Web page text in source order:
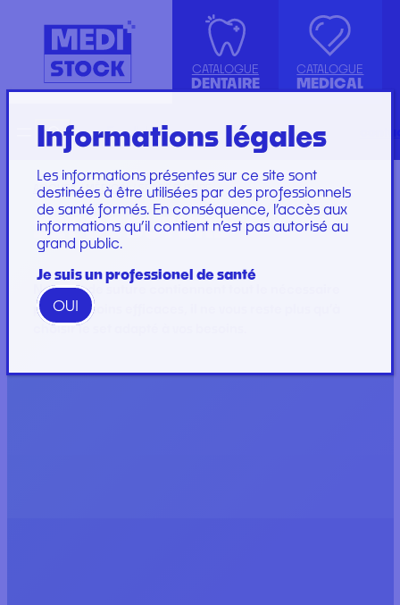
CATALOGUE
DENTAIRE
ASPIRATION
CANULE
COMPRESSE ET COTON
DIVERS
ENDODONTIE
IMPLANTOLOGIE ET
IRRIGATION
INSTRUMENTATION
KIT INSTRUMENTS
LABORATOIRE
PLATEAU
PROTECTION
RESTAURATION ET
GAMME WOODPECKER
Marques
CATALOGUE
MEDICAL
ACCESSOIRES
INJECTION, PRÉLÈVEMENT ET
PERFUSION
CONSOMMABLES
GYNÉCOLOGIE
PROTECTION ET HYGIÈNE
SET DE PANSEMENT
SET DE PERFUSION
SET DE SOINS
SET DE SUTURE
SOINS ET
PANSEMENTS
RechercheEnglish
ACCUEIL / MÉDICAL/ SET DE SUTURE
SET DE SUTURE
Nos sets de suture contiennent tout le nécessaire
pour des soins efficaces, il ne vous reste plus qu’à
choisir le set adapté à vos besoins.
Informations légales
Les informations présentes sur ce site sont
destinées à être utilisées par des professionnels
de santé formés. En conséquence, l’accès aux
informations qu’il contient n’est pas autorisé au
grand public.
Je suis un professionel de santé
OUI